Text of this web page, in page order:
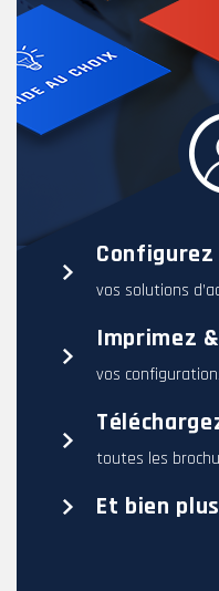
Configurez
vos solutions
Imprimez
vos
toutes les
Et bien